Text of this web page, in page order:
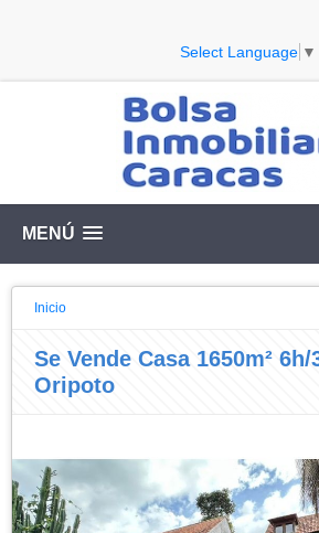
Select Language ▼
MENÚ
Inicio
Se Vende Casa 1650m²
Oripoto